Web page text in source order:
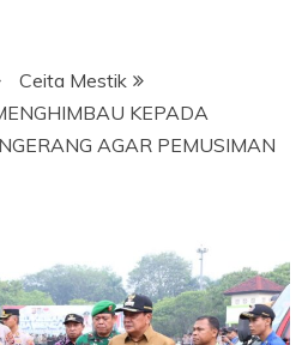
Ceita Mestik
KEPADA
AGAR PEMUSIMAN